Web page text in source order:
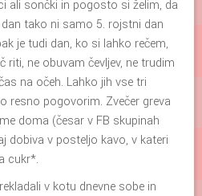
ali sončki in pogosto si želim, da
tako ni samo 5. rojstni dan
je tudi dan, ko si lahko rečem,
riti, ne obuvam čevljev, ne trudim
na očeh. Lahko jih vse tri
resno pogovorim. Zvečer greva
doma (česar v FB skupinah
dobiva v posteljo kavo, v kateri
cukr*.
v kotu dnevne sobe in